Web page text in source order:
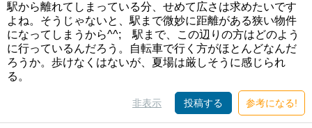
駅から離れてしまっている分、せめて広さは求めたいです
よね。そうじゃないと、駅まで微妙に距離がある狭い物件
になってしまうから^^; 駅まで、この辺りの方はどのよう
に行っているんだろう。自転車で行く方がほとんどなんだ
ろうか。歩けなくはないが、夏場は厳しそうに感じられ
る。
非表示 投稿する 参考になる!